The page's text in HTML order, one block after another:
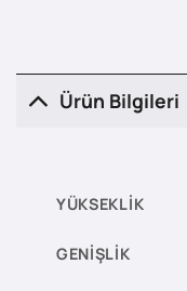
Ürün Bilgileri
YÜKSEKLIK
GENIŞLIK